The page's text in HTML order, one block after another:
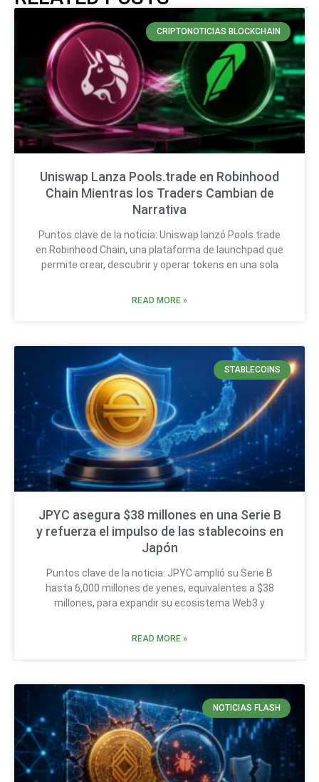
CRIPTONOTICIAS BLOCKCHAIN
Uniswap Lanza Pools.trade en Robinhood
Chain Mientras los Traders Cambian de
Narrativa
Puntos clave de la noticia: Uniswap lanzó Pools.trade
en Robinhood Chain, una plataforma de launchpad que
permite crear, descubrir y operar tokens en una sola
READ MORE »
STABLECOINS
JPYC asegura $38 millones en una Serie B
y refuerza el impulso de las stablecoins en
Japón
Puntos clave de la noticia: JPYC amplió su Serie B
hasta 6,000 millones de yenes, equivalentes a $38
millones, para expandir su ecosistema Web3 y
READ MORE »
NOTICIAS FLASH